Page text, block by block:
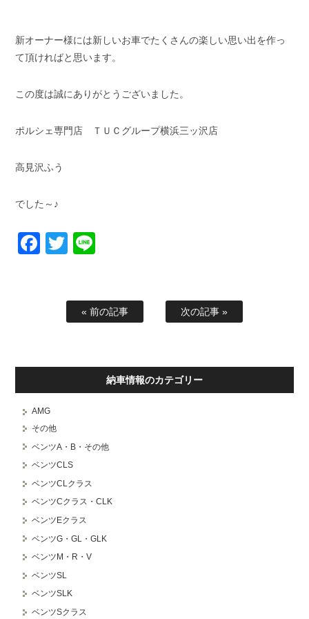
新オーナー様には新しいお車でたくさんの楽しい思い出を作っ
て頂ければと思います。
この度は誠にありがとうございました。
ポルシェ専門店 ＴＵＣグループ横浜三ッ沢店
高見沢ふう
でした～♪
Facebook
Twitter
« 前の記事 次の記事 »
納車情報のカテゴリー
AMG
その他
ベンツA・B・その他
ベンツCLS
ベンツCLクラス
ベンツCクラス・CLK
ベンツEクラス
ベンツG・GL・GLK
ベンツM・R・V
ベンツSL
ベンツSLK
ベンツSクラス